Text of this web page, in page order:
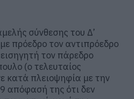
σύνθεσης του Δ’
πρόεδρο τον αντιπρόεδρο
τον πάρεδρο
(ο τελευταίος
κατά πλειοψηφία με την
απόφασή της ότι δεν